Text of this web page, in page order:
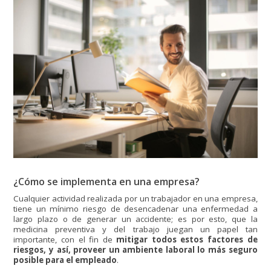
¿Cómo se implementa en una empresa?
Cualquier actividad realizada por un trabajador en una empresa,
tiene un mínimo riesgo de desencadenar una enfermedad a
largo plazo o de generar un accidente; es por esto, que la
medicina preventiva y del trabajo juegan un papel tan
importante, con el fin de mitigar todos estos factores de
riesgos, y así, proveer un ambiente laboral lo más seguro
posible para el empleado.